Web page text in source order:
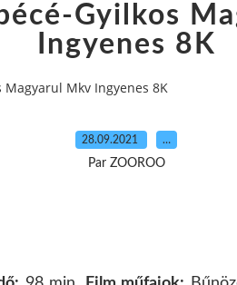
Gyilkos
Ingyenes 8K
Magyarul Mkv Ingyenes 8K
28.09.2021 …
Par ZOOROO